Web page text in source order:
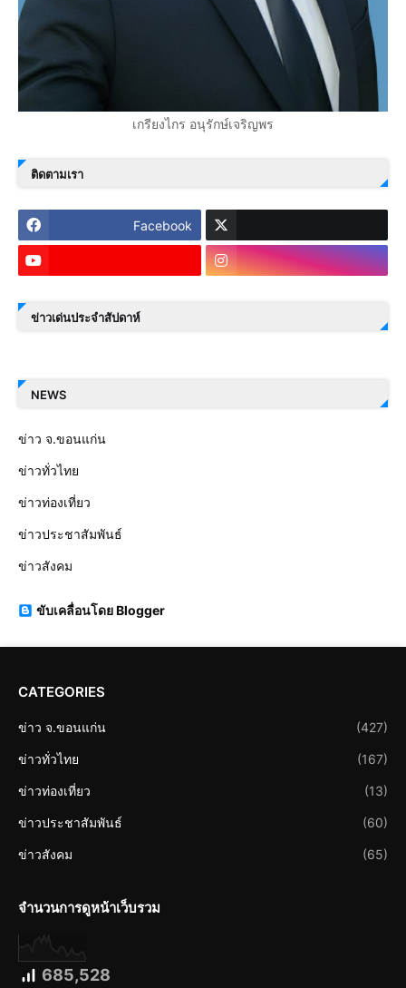
เกรียงไกร อนุรักษ์เจริญพร
ติดตามเรา
Facebook
ข่าวเด่นประจำสัปดาห์
NEWS
ข่าว จ.ขอนแก่น
ข่าวทั่วไทย
ข่าวท่องเที่ยว
ข่าวประชาสัมพันธ์
ข่าวสังคม
ขับเคลื่อนโดย Blogger
CATEGORIES
ข่าว จ.ขอนแก่น (427)
ข่าวทั่วไทย (167)
ข่าวท่องเที่ยว (13)
ข่าวประชาสัมพันธ์ (60)
ข่าวสังคม (65)
จำนวนการดูหน้าเว็บรวม
685,528